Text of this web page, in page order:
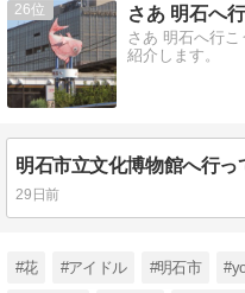
26 さあ 明石へ行
さあ 明石へ行
紹介します。
29日前
#花 #アイドル #明石市